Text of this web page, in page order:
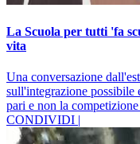
La Scuola per tutti 'fa
vita
Una conversazione
sull'integrazione possibile
pari e non la competizione
CONDIVIDI |